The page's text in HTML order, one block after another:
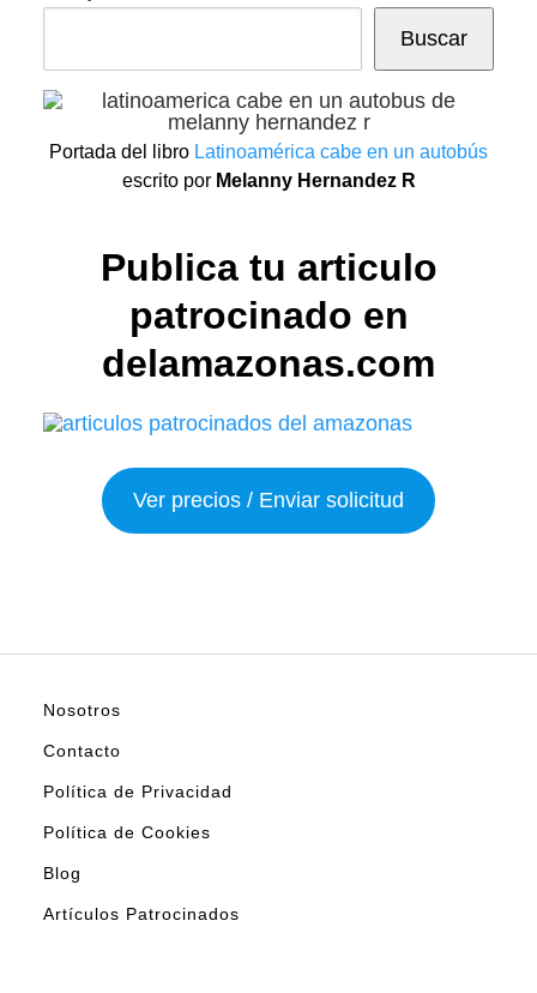
Buscar
Portada del libro Latinoamérica cabe en un autobús
escrito por Melanny Hernandez R
Publica tu articulo
patrocinado en
delamazonas.com
Ver precios / Enviar solicitud
Nosotros
Contacto
Política de Privacidad
Política de Cookies
Blog
Artículos Patrocinados